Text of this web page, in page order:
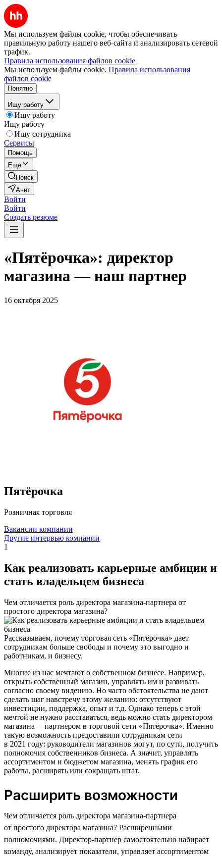
Мы используем файлы cookie, чтобы обеспечивать
правильную работу нашего веб-сайта и анализировать сетевой
трафик.
Правила использования файлов cookie
Мы используем файлы cookie. Правила использования
файлов cookie
Понятно
Ищу работу
Ищу работу
Ищу работу
Ищу сотрудника
Сервисы
Помощь
Ещё
Поиск
Ачит
Войти
Войти
Создать резюме
«Пятёрочка»: директор
магазина — наш партнер
16 октября 2025
Пятёрочка
Розничная торговля
Вакансии компании
Другие интервью компании
1
Как реализовать карьерные амбиции и
стать владельцем бизнеса
Чем отличается роль директора магазина-партнера от
простого директора магазина?
Рассказываем, почему торговая сеть «Пятёрочка» дает
сотрудникам больше свободы и почему это выгодно и
работникам, и бизнесу.
Многие из нас мечтают о собственном бизнесе. Например,
открыть собственный магазин, управлять им и развивать
согласно своему видению. Но часто обстоятельства не дают
сделать шаг навстречу этому желанию: отсутствуют
инвестиции, поддержка, опыт и т.д. Однако теперь с этой
мечтой не нужно расставаться, ведь можно стать директором
магазина —партнером в торговой сети «Пятёрочка». Именно
такую возможность предоставили сотрудникам сети
в 2021 году: руководители магазинов могут, по сути, получить
полномочия собственников бизнеса. А значит, управлять
ассортиментом и бюджетом магазина, менять график его
работы, расширять или сокращать штат.
Расширить возможности
Чем отличается роль директора магазина-партнера
от простого директора магазина? Расширенными
полномочиями. Директор-партнер самостоятельно набирает
команду, анализирует показатели, управляет ассортиментом